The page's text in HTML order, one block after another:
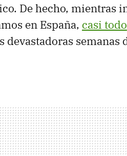
De hecho, mientras
en España, casi todo
semanas